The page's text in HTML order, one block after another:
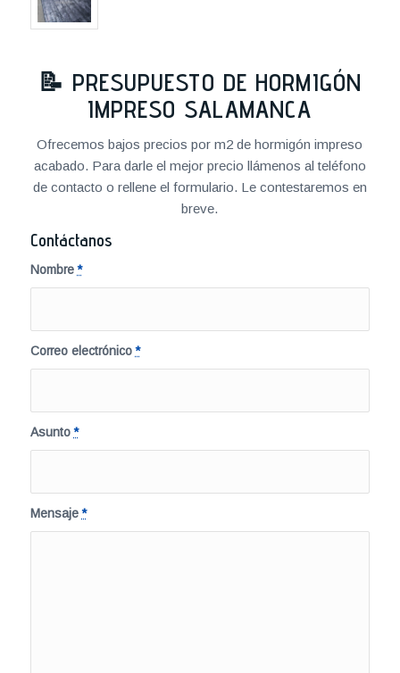
📝 PRESUPUESTO DE HORMIGÓN
IMPRESO SALAMANCA
Ofrecemos bajos precios por m2 de hormigón impreso
acabado. Para darle el mejor precio llámenos al teléfono
de contacto o rellene el formulario. Le contestaremos en
breve.
Contáctanos
Nombre*
Correo electrónico*
Asunto*
Mensaje*